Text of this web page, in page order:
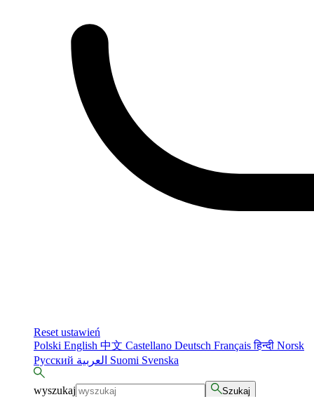
Reset ustawień
Polski English 中文 Castellano Deutsch Françaisहिन्दी Norsk
Русский
Suomi Svenska
wyszukaj Szukaj